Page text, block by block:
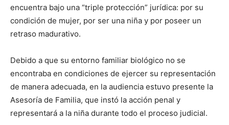
encuentra bajo una “triple protección” jurídica: por su
condición de mujer, por ser una niña y por poseer un
retraso madurativo.
Debido a que su entorno familiar biológico no se
encontraba en condiciones de ejercer su representación
de manera adecuada, en la audiencia estuvo presente la
Asesoría de Familia, que instó la acción penal y
representará a la niña durante todo el proceso judicial.